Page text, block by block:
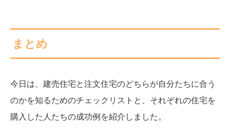
まとめ
今日は、建売住宅と注文住宅のどちらが自分たちに合う
のかを知るためのチェックリストと、それぞれの住宅を
購入した人たちの成功例を紹介しました。